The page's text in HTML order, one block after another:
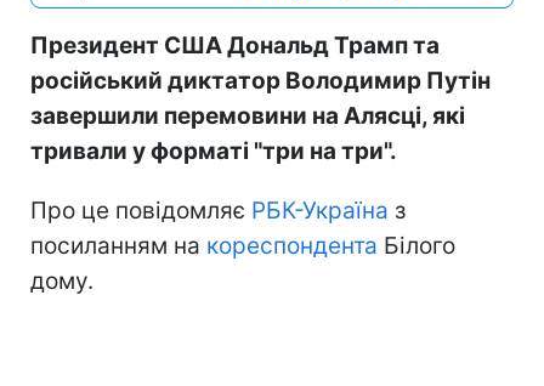
Президент США Дональд Трамп та
російський диктатор Володимир Путін
завершили перемовини на Алясці, які
тривали у форматі "три на три".
Про це повідомляє РБК-Україна з
посиланням на кореспондента Білого
дому.